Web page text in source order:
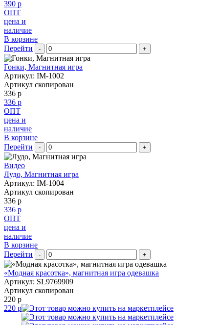
390 р
ОПТ
цена и
наличие
В корзине
Перейти
- +
Гонки, Магнитная игра
Артикул: IM-1002
Артикул скопирован
336 р
336 р
ОПТ
цена и
наличие
В корзине
Перейти
- +
Видео
Лудо, Магнитная игра
Артикул: IM-1004
Артикул скопирован
336 р
336 р
ОПТ
цена и
наличие
В корзине
Перейти
- +
«Модная красотка», магнитная игра одевашка
Артикул: SL9769909
Артикул скопирован
220 р
220 р